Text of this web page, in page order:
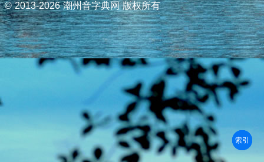
© 2013-2026 潮州音字典网 版权所有
部首
笔划
拼音
潮拼